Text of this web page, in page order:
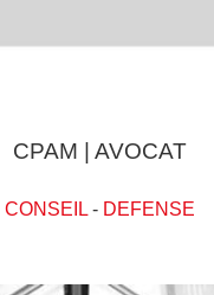
CPAM | AVOCAT
CONSEIL- DEFENSE